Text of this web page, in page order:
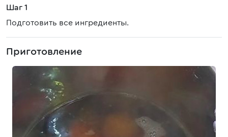
Шаг 1
Подготовить все ингредиенты.
Приготовление